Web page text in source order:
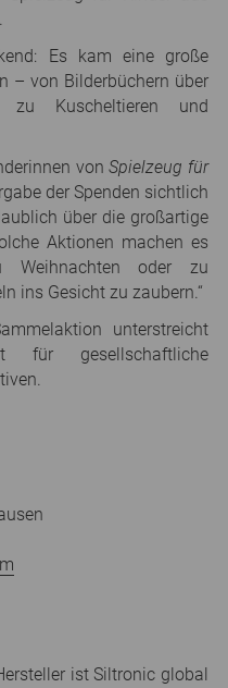
Es kam eine große
– von Bilderbüchern über
zu Kuscheltieren und
vonSpielzeug für
der Spenden sichtlich
über die großartige
Aktionen machen es
Weihnachten oder zu
ins Gesicht zu zaubern.“
unterstreicht
für gesellschaftliche
ist Siltronic global